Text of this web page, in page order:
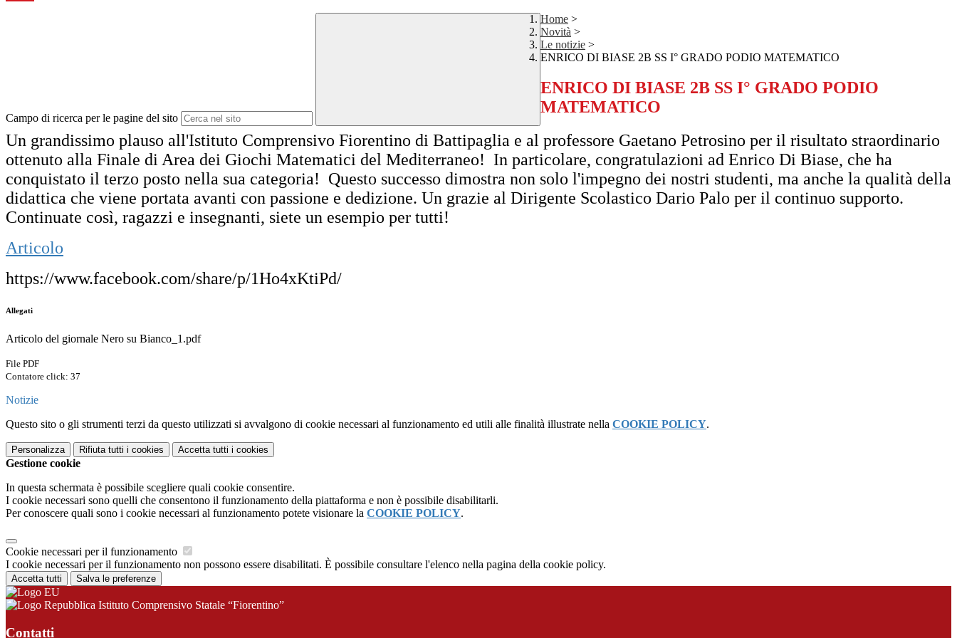
Campo di ricerca per le pagine del sito
Home >
Novità >
Le notizie >
ENRICO DI BIASE 2B SS I° GRADO PODIO MATEMATICO
ENRICO DI BIASE 2B SS I° GRADO PODIO
MATEMATICO
Un grandissimo plauso all'Istituto Comprensivo Fiorentino di Battipaglia e al professore Gaetano Petrosino per il risultato straordinario
ottenuto alla Finale di Area dei Giochi Matematici del Mediterraneo! In particolare, congratulazioni ad Enrico Di Biase, che ha
conquistato il terzo posto nella sua categoria! Questo successo dimostra non solo l'impegno dei nostri studenti, ma anche la qualità della
didattica che viene portata avanti con passione e dedizione. Un grazie al Dirigente Scolastico Dario Palo per il continuo supporto.
Continuate così, ragazzi e insegnanti, siete un esempio per tutti!
Articolo
https://www.facebook.com/share/p/1Ho4xKtiPd/
Allegati
Articolo del giornale Nero su Bianco_1.pdf
File PDF
Contatore click: 37
Notizie
Questo sito o gli strumenti terzi da questo utilizzati si avvalgono di cookie necessari al funzionamento ed utili alle finalità illustrate nella COOKIE POLICY.
Personalizza Rifiuta tutti i cookies Accetta tutti i cookies
Gestione cookie
In questa schermata è possibile scegliere quali cookie consentire.
I cookie necessari sono quelli che consentono il funzionamento della piattaforma e non è possibile disabilitarli.
Per conoscere quali sono i cookie necessari al funzionamento potete visionare la COOKIE POLICY.
Cookie necessari per il funzionamento
I cookie necessari per il funzionamento non possono essere disabilitati. È possibile consultare l'elenco nella pagina della cookie policy.
Accetta tutti Salva le preferenze
Istituto Comprensivo Statale “Fiorentino”
Contatti